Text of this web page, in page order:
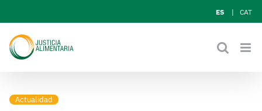
to
content
ES CAT
Actualidad